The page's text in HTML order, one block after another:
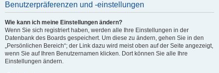
Benutzerpräferenzen und -einstellungen
Wie kann ich meine Einstellungen ändern?
Wenn Sie sich registriert haben, werden alle Ihre Einstellungen in der
Datenbank des Boards gespeichert. Um diese zu ändern, gehen Sie in den
„Persönlichen Bereich“; der Link dazu wird meist oben auf der Seite angezeigt,
wenn Sie auf Ihren Benutzernamen klicken. Dort können Sie alle Ihre
Einstellungen ändern.